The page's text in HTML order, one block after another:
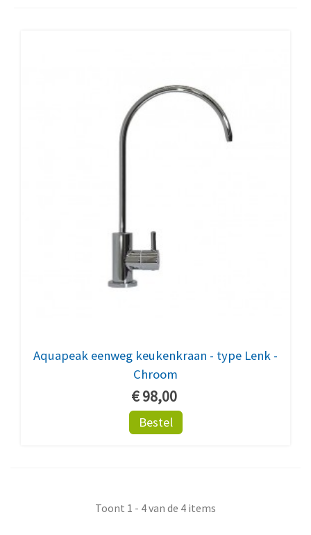
Aquapeak eenweg keukenkraan - type Lenk -
Chroom
€ 98,00
Bestel
Toont 1 - 4 van de 4 items